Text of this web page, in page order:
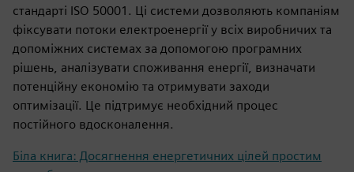
стандарті ISO 50001. Ці системи дозволяють компаніям
фіксувати потоки електроенергії у всіх виробничих та
допоміжних системах за допомогою програмних
рішень, аналізувати споживання енергії, визначати
потенційну економію та отримувати заходи
оптимізації. Це підтримує необхідний процес
постійного вдосконалення.
Біла книга: Досягнення енергетичних цілей простим